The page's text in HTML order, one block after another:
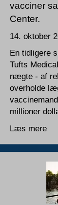
vacciner
Center.
14. oktober
En tidligere
Tufts
nægte - af
overholde
millioner
Læs mere